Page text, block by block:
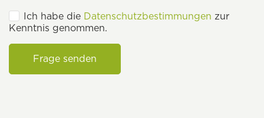
Ich habe die Datenschutzbestimmungen zur
Kenntnis genommen.
Frage senden